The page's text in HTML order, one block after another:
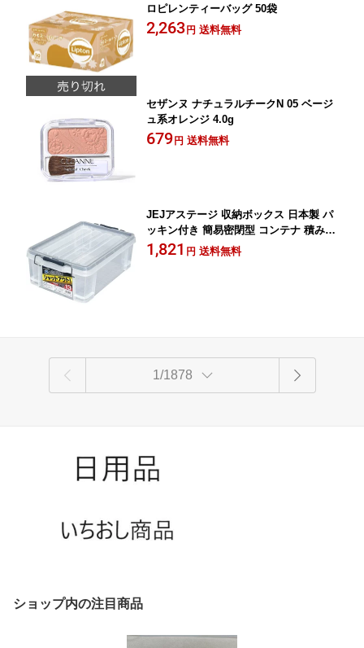
ロピレンティーバッグ 50袋
2,263円 送料無料
セザンヌ ナチュラルチークN 05 ベージ
ュ系オレンジ 4.0g
679円 送料無料
JEJアステージ 収納ボックス 日本製 パ
ッキン付き 簡易密閉型 コンテナ 積み重
ね シールドコンテナ シャット#13 幅29.
5×奥行44×高さ16cm
1,821 円 送料無料
1/1878
ショップ内の注目商品